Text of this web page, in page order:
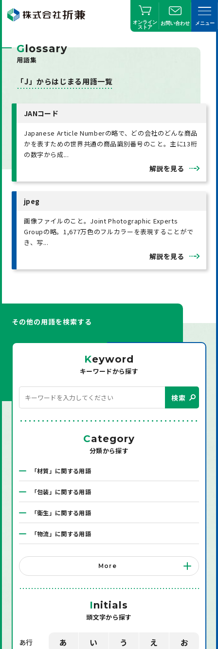
オンライン
ストア
お問い合わせ メニュー
Glossary
用語集
「J」からはじまる用語一覧
JANコード
Japanese Article Numberの略で、どの会社のどんな商品
かを表すための世界共通の商品識別番号のこと。主に13桁
の数字から成...
解説を見る
jpeg
画像ファイルのこと。Joint Photographic Experts
Groupの略。1,677万色のフルカラーを表現することがで
き、写...
解説を見る
その他の用語を検索する
Keyword
キーワードから探す
検索
Category
分類から探す
「材質」に関する用語
「包装」に関する用語
「衛生」に関する用語
「物流」に関する用語
「システム」に関する用語
「店舗備品」に関する用語
「環境」に関する用語
「業界用語」に関する用語
More
Initials
頭文字から探す
あ行 あ い う え お